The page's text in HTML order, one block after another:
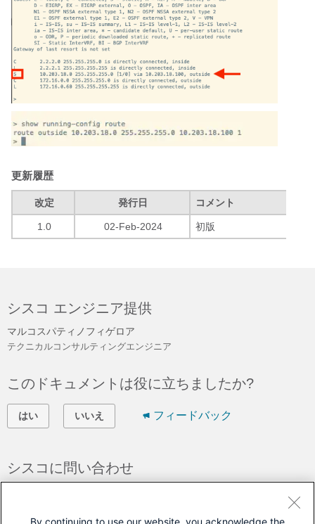
更新履歴
改定 発行日 コメント
1.0 02-Feb-2024 初版
シスコ エンジニア提供
マルコスパティノフィゲロア
テクニカルコンサルティングエンジニア
このドキュメントは役に立ちましたか?
はい いいえ フィードバック
シスコに問い合わせ
シスコ サービス契約 が必要です。)
By continuing to use our website, you acknowledge the